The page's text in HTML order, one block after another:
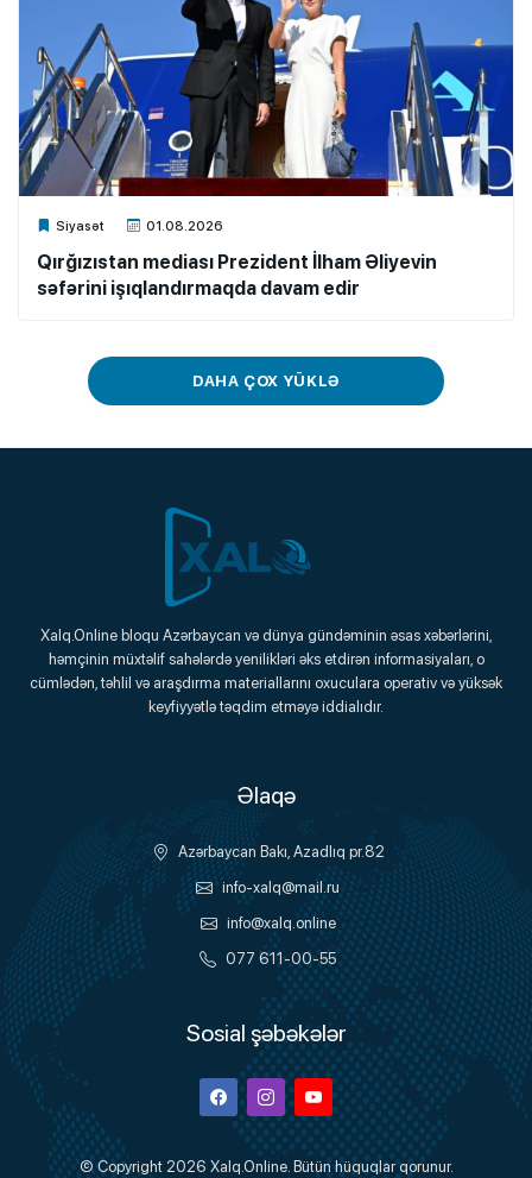
Siyasət 01.08.2026
Xalq.Online
Qırğızıstan mediası Prezident İlham Əliyevin
səfərini işıqlandırmaqda davam edir
DAHA ÇOX YÜKLƏ
Xalq.Online
Onlayn Platforma
Xalq.Online bloqu Azərbaycan və dünya gündəminin əsas xəbərlərini,
həmçinin müxtəlif sahələrdə yenilikləri əks etdirən informasiyaları, o
cümlədən, təhlil və araşdırma materiallarını oxuculara operativ və yüksək
keyfiyyətlə təqdim etməyə iddialıdır.
Əlaqə
Azərbaycan Bakı, Azadlıq pr.82
info-xalq@mail.ru
info@xalq.online
077 611-00-55
Sosial şəbəkələr
FacebookInstagramYoutube
© Copyright 2026 Xalq.Online. Bütün hüquqlar qorunur.